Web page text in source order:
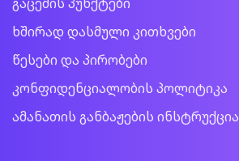
გაცემის პუნქტები
ხშირად დასმული კითხვები
წესები და პირობები
კონფიდენციალობის პოლიტიკა
ამანათის განბაჟების ინსტრუქცია